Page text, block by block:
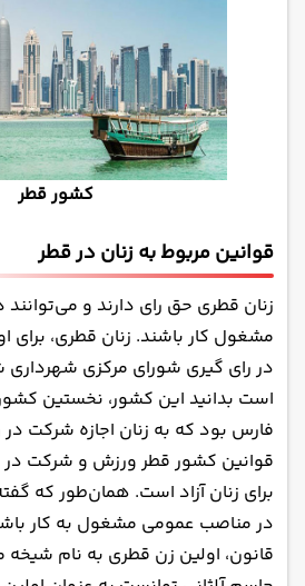
کشور قطر
قوانین مربوط به زنان در قطر
زنان قطری حق رای دارند و
در رای گیری شورای مرکزی
است بدانید این کشور، نخستین
فارس بود که به زنان اجازه شرکت در
قوانین کشور قطر ورزش و شرکت
برای زنان آزاد است. همان‌طور که
در مناصب عمومی مشغول به کار
قانون، اولین زن قطری به نام